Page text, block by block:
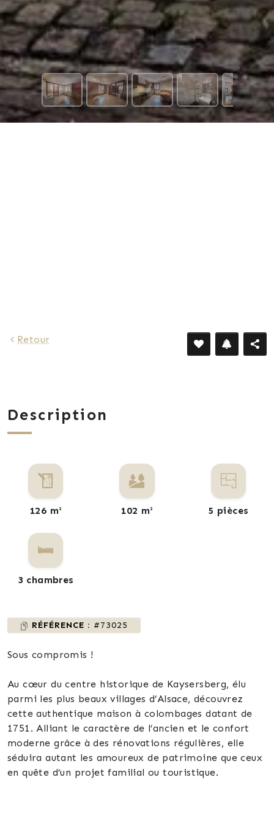
Retour
Description
126 m² 102 m² 5 pièces
3 chambres
RÉFÉRENCE : #73025
Sous compromis !
Au cœur du centre historique de Kaysersberg, élu
parmi les plus beaux villages d’Alsace, découvrez
cette authentique maison à colombages datant de
1751. Alliant le caractère de l’ancien et le confort
moderne grâce à des rénovations régulières, elle
séduira autant les amoureux de patrimoine que ceux
en quête d’un projet familial ou touristique.